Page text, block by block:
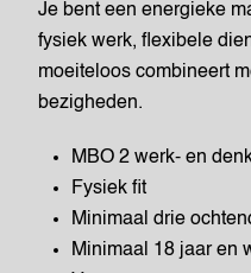
Je bent een energieke
fysiek werk, flexibele
moeiteloos combineert
bezigheden.
MBO 2 werk- en
Fysiek fit
Minimaal drie
Minimaal 18 jaar en